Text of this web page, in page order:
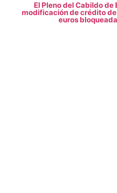
El Pleno del Cabildo de
modificación de crédito
euros